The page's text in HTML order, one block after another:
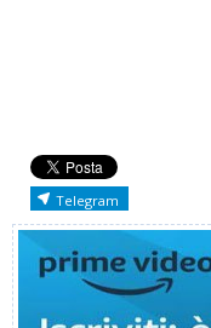
Telegram